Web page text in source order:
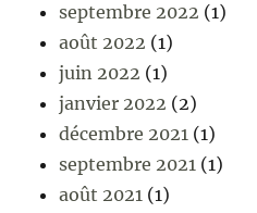
septembre 2022 (1)
août 2022 (1)
juin 2022 (1)
janvier 2022 (2)
décembre 2021 (1)
septembre 2021 (1)
août 2021 (1)